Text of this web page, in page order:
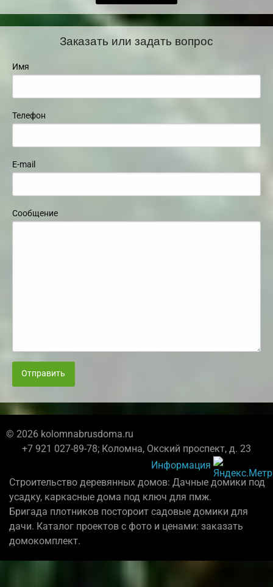
Заказать или задать вопрос
Имя
Телефон
E-mail
Сообщение
Отправить
© 2026 kolomnabrusdoma.ru
+7 921 027-89-78; Коломна, Окский проспект, д. 23
Информация
Строительство деревянных домов: Дачные домики под
усадку, каркасные дома под ключ для пмж.
Бригада плотников постороит садовые домики для
дачи. Каталог проектов с фото и ценами: заказать
домокомплект.